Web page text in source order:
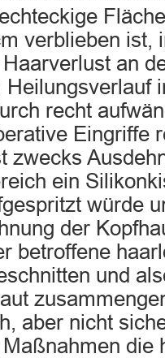
verblieben ist,
an
recht
Eingriffe
zwecks
ein
würde
der
betroffene
und
aber nicht
die